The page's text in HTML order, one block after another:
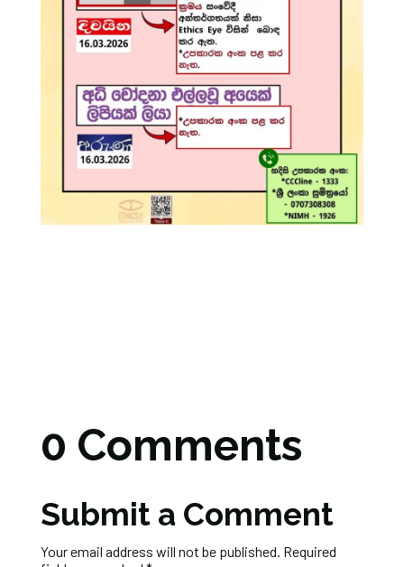
0 Comments
Submit a Comment
Your email address will not be published. Required